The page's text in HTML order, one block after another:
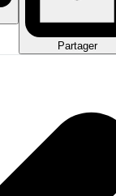
Partager